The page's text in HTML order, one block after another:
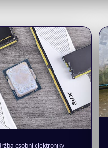
osobní elektroniky